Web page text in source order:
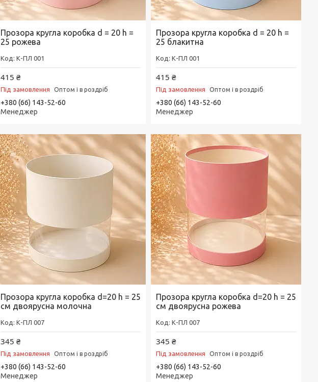
Прозора кругла коробка d = 20 h =
25 рожева
К-ПЛ 001
415 ₴
Під замовлення Оптом і в роздріб
+380 (66) 143-52-60
Менеджер
Прозора кругла коробка d = 20 h =
25 блакитна
К-ПЛ 001
415 ₴
Під замовлення Оптом і в роздріб
+380 (66) 143-52-60
Менеджер
Прозора кругла коробка d=20 h = 25
см двоярусна молочна
К-ПЛ 007
345 ₴
Під замовлення Оптом і в роздріб
+380 (66) 143-52-60
Менеджер
Прозора кругла коробка d=20 h = 25
см двоярусна рожева
К-ПЛ 007
345 ₴
Під замовлення Оптом і в роздріб
+380 (66) 143-52-60
Менеджер